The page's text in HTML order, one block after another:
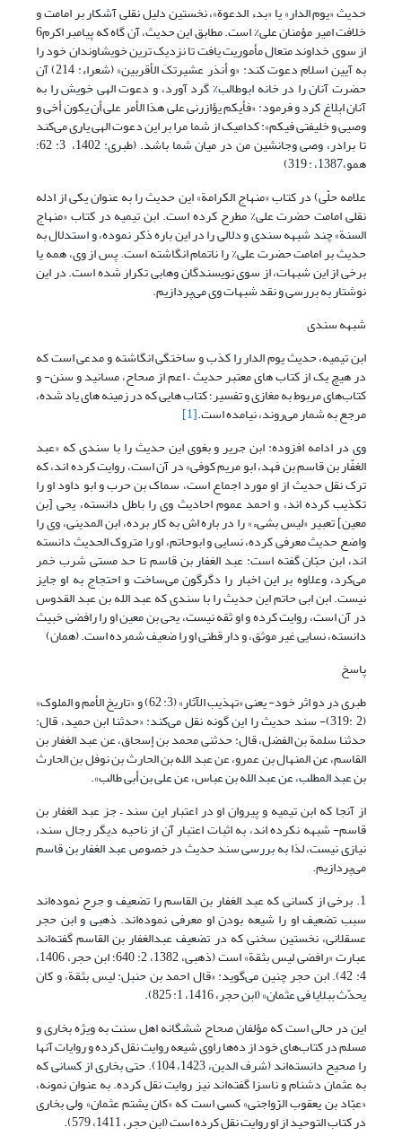
حدیث «یوم الدار» یا «بدء الدعوة»، نخستین دلیل نقلی آشکار بر امامت و
خلافت امیر مؤمنان علی% است. مطابق این حدیث، آن گاه که پیامبر اکرم6
از سوی خداوند متعال مأموریت یافت تا نزدیک ترین خویشاوندان خود را
به آیین اسلام دعوت کند: «و أنذر عشیرتکَ الأقربین» (شعراء: 214) آن
حضرت آنان را در خانه ابوطالب% گرد آورد، و دعوت الهی خویش را به
آنان ابلاغ کرد و فرمود: «فأیکم یؤازرنی علی هذا الأمر علی أن یکون أخی و
وصیی و خلیفتی فیکم»: کدامیک از شما مرا بر این دعوت الهی یاری می‌کند
تا برادر، وصی وجانشین من در میان شما باشد. (طبری: 1402، 3: 62؛
همو،1387، : 319)
علامه حلّی) در کتاب «منهاج الکرامة» این حدیث را به عنوان یکی از ادله
نقلی امامت حضرت علی% مطرح کرده است. ابن تیمیه در کتاب «منهاج
السنة» چند شبهه سندی و دلالی را در این باره ذکر نموده، و استدلال به
حدیث بر امامت حضرت علی% را ناتمام انگاشته است. پس از وی، همه یا
برخی از این شبهات، از سوی نویسندگان وهابی تکرار شده است. در این
نوشتار به بررسی و نقد شبهات وی می‌پردازیم.
شبهه سندی
ابن تیمیه، حدیث یوم الدار را کذب و ساختگی انگاشته و مدعی است که
در هیچ یک از کتاب های معتبر حدیث – اعم از صحاح، مسانید و سنن- و
کتاب‌های مربوط به مغازی و تفسیر؛ کتاب هایی که در زمینه های یاد شده،
مرجع به شمار می‌روند، نیامده است.[1]
وی در ادامه افزوده: ابن جریر و بغوی این حدیث را با سندی که «عبد
الغفّار بن قاسم بن فهد، ابو مریم کوفی» در آن است، روایت کرده اند، که
ترک نقل حدیث از او مورد اجماع است، سماک بن حرب و ابو داود او را
تکذیب کرده اند، و احمد عموم احادیث وی را باطل دانسته، یحی [بن
معین] تعبیر «لیس بشیء» را در باره اش به کار برده، ابن المدینی، وی را
واضع حدیث معرفی کرده، نسایی و ابوحاتم، او را متروک الحدیث دانسته
اند، ابن حبّان گفته است: عبد الغفار بن قاسم تا حد مستی شرب خمر
می‌کرد، وعلاوه بر این اخبار را دگرگون می‌ساخت و احتجاج به او جایز
نیست. ابن ابی حاتم این حدیث را با سندی که عبد الله بن عبد القدوس
در آن است، روایت کرده و او ثقه نیست، یحی بن معین او را رافضی خبیث
دانسته، نسایی غیر موثق، و دار قطنی او را ضعیف شمرده است. (همان)
پاسخ
طبری در دو اثر خود- یعنی «تهذیب الآثار» (3: 62) و «تاریخ الأمم و الملوک»
(2 :319)- سند حدیث را این گونه نقل می‌کند: «حدثنا ابن حمید، قال:
حدثنا سلمة بن الفضل، قال: حدثنی محمد بن إسحاق، عن عبد الغفار بن
القاسم، عن المنهال بن عمرو، عن عبد الله بن الحارث بن نوفل بن الحارث
بن عبد المطلب، عن عبد الله بن عباس، عن علی بن أبی طالب».
از آنجا که ابن تیمیه و پیروان او در اعتبار این سند – جز عبد الغفار بن
قاسم- شبهه نکرده اند، به اثبات اعتبار آن از ناحیه دیگر رجال سند،
نیازی نیست، لذا به بررسی سند حدیث در خصوص عبد الغفار بن قاسم
می‌پردازیم.
1. برخی از کسانی که عبد الغفار بن القاسم را تضعیف و جرح نموده‌اند
سبب تضعیف او را شیعه بودن او معرفی نموده‌اند. ذهبی و ابن حجر
عسقلانی، نخستین سخنی که در تضعیف عبدالغفار بن القاسم گفته‌اند
عبارت «رافضی لیس بثقة» است (ذهبی، 1382، 2: 640؛ ابن حجر، 1406،
4: 42). ابن حجر چنین می‌گوید: «قال احمد بن حنبل:‌ لیس بثقة، و کان
یحدّث ببلایا فی عثمان» (ابن حجر، 1416، 1: 825).
این در حالی است که مؤلفان صحاح ششگانه اهل سنت به ویژه بخاری و
مسلم در کتاب‌های خود از ده‌ها راوی شیعه روایت نقل کرده و روایات آنها
را صحیح دانسته‌اند (شرف الدین، 1423، 104). حتی بخاری از کسانی که
به عثمان دشنام و ناسزا گفته‌اند نیز روایت نقل کرده. به عنوان نمونه،
«عبّاد بن یعقوب الرّواجنی» کسی است که «کان یشتم عثمان» ولی بخاری
در کتاب التوحید از او روایت نقل کرده است (ابن حجر، 1411، 579).